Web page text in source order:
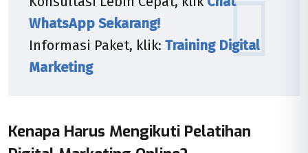
WhatsApp Sekarang!
Informasi Paket, klik: Training Digital
Marketing
Kenapa Harus Mengikuti Pelatihan